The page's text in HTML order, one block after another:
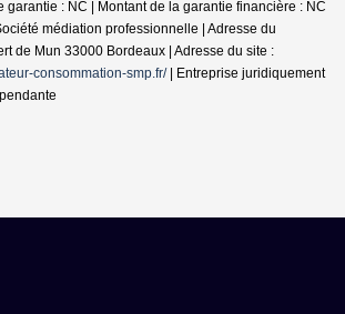
garantie : NC | Montant de la garantie financière : NC
médiation professionnelle | Adresse du
de Mun 33000 Bordeaux | Adresse du site :
consommation-smp.fr/| Entreprise juridiquement